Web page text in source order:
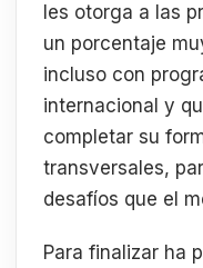
les otorga a las
un porcentaje
incluso con
internacional y
completar su
transversales,
desafíos que el
Para finalizar ha